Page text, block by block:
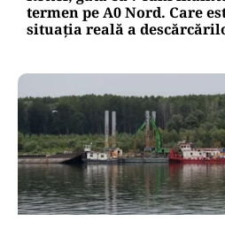
termen pe A0 Nord. Care
situația reală a